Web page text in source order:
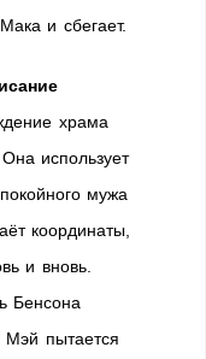
и сбегает.
храма
использует
мужа
координаты,
и вновь.
Бенсона
пытается